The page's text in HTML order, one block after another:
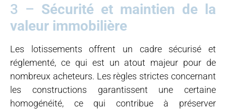
3 – Sécurité et maintien de la
valeur immobilière
Les lotissements offrent un cadre sécurisé et
réglementé, ce qui est un atout majeur pour de
nombreux acheteurs. Les règles strictes concernant
les constructions garantissent une certaine
homogénéité, ce qui contribue à préserver